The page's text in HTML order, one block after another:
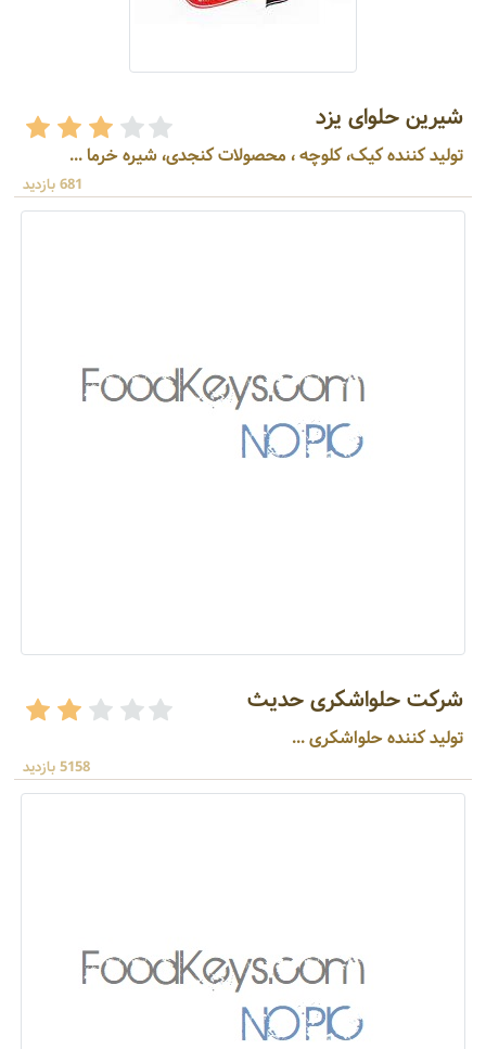
شیرین حلوای یزد
تولید کننده کیک، کلوچه ، محصولات کنجدی، شیره خرما ...
681 بازدید
شرکت حلواشکری حدیث
تولید کننده حلواشکری ...
5158 بازدید